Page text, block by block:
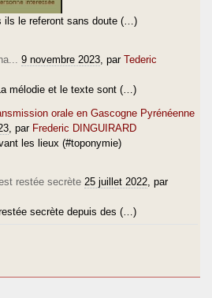
ils le referont sans doute (…)
9 novembre 2023 , par Tederic
mélodie et le texte sont (…)
orale en Gascogne Pyrénéenne
, par Frederic DINGUIRARD
les lieux (#toponymie)
restée secrète 25 juillet 2022 , par
secrète depuis des (…)